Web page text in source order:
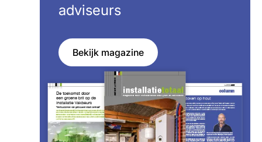
adviseurs
Bekijk magazine